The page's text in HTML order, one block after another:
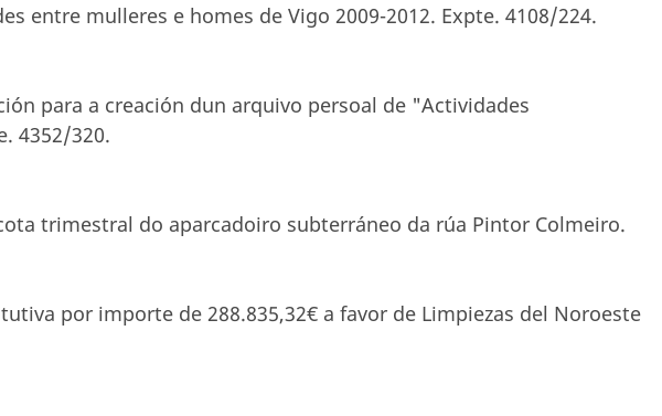
entre mulleres e homes de Vigo 2009-2012. Expte. 4108/224.
para a creación dun arquivo persoal de "Actividades
4352/320.
trimestral do aparcadoiro subterráneo da rúa Pintor Colmeiro.
por importe de 288.835,32€ a favor de Limpiezas del Noroeste